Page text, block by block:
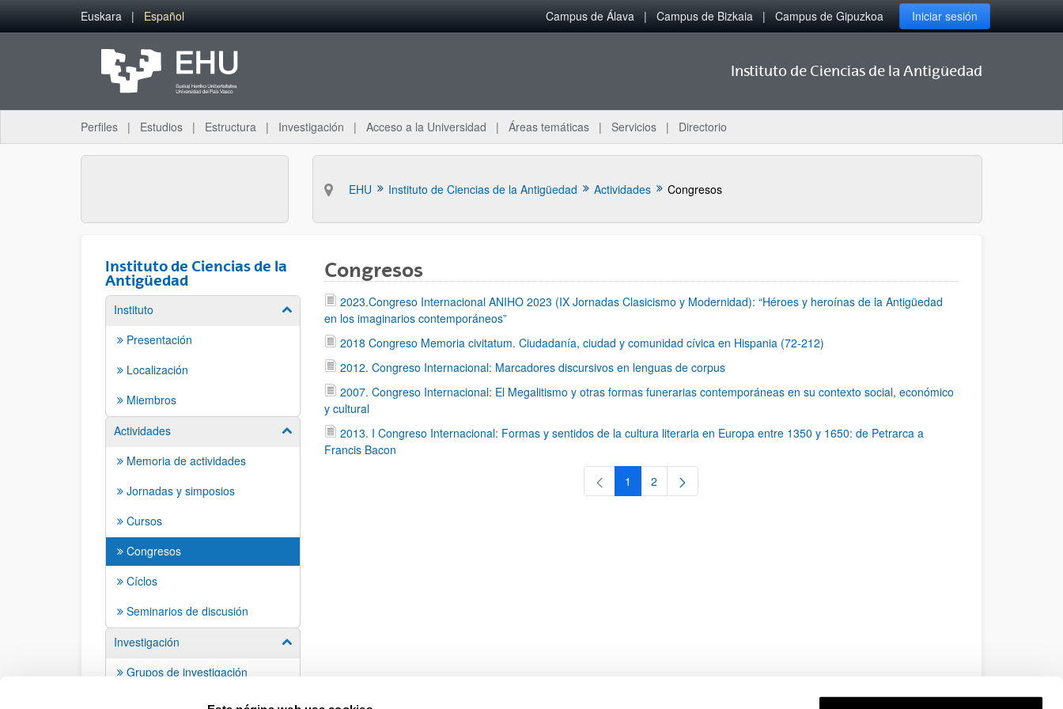
Saltar al contenido principal
Euskara Español Campus de Álava Campus de Bizkaia Campus de Gipuzkoa Iniciar sesión
Instituto de Ciencias de la Antigüedad
Perfiles Estudios Estructura Investigación Acceso a la Universidad Áreas temáticas Servicios Directorio
EHU Instituto de Ciencias de la Antigüedad Actividades Congresos
Instituto de Ciencias de la
Antigüedad
Instituto Mostrar/ocultar subpáginas
Presentación
Localización
Miembros
Actividades
Mostrar/ocultar subpáginas
Memoria de actividades
Jornadas y simposios
Cursos
Congresos
Cíclos
Seminarios de discusión
Investigación
Mostrar/ocultar subpáginas
Grupos de investigación
Grupos de trabajo
Congresos
2023.Congreso Internacional ANIHO 2023 (IX Jornadas Clasicismo y Modernidad): “Héroes y heroínas de la Antigüedad
en los imaginarios contemporáneos”
2018 Congreso Memoria civitatum. Ciudadanía, ciudad y comunidad cívica en Hispania (72-212)
2012. Congreso Internacional: Marcadores discursivos en lenguas de corpus
2007. Congreso Internacional: El Megalitismo y otras formas funerarias contemporáneas en su contexto social, económico
y cultural
2013. I Congreso Internacional: Formas y sentidos de la cultura literaria en Europa entre 1350 y 1650: de Petrarca a
Francis Bacon
Página
1 Página
2